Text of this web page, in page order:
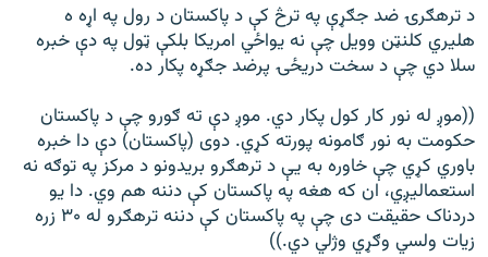
د ترهګرۍ ضد جګړې په ترڅ کې د پاکستان د رول په اړه ه
هليري کلنټن وويل چې نه يواځي امريکا بلکې ټول په دې خبره
سلا دي چې د سخت دريځۍ پرضد جګړه پکار ده.
((موږ له نور کار کول پکار دي. موږ دې ته ګورو چې د پاکستان
حکومت به نور ګامونه پورته کړي. دوی (پاکستان) دې دا خبره
باوري کړي چې خاوره به يې د ترهګرو بريدونو د مرکز په توګه نه
استعماليږي، ان که هغه په پاکستان کې دننه هم وي. دا يو
دردناک حقیقت دی چې په پاکستان کې دننه ترهګرو له ۳۰ زره
زيات ولسي وګړي وژلي دي.))